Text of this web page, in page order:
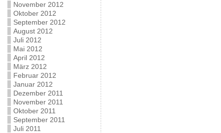
November 2012
Oktober 2012
September 2012
August 2012
Juli 2012
Mai 2012
April 2012
März 2012
Februar 2012
Januar 2012
Dezember 2011
November 2011
Oktober 2011
September 2011
Juli 2011